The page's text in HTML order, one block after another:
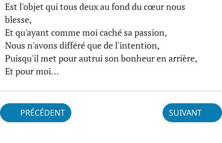
Est l'objet qui tous deux au fond du cœur nous
blesse,
Et qu'ayant comme moi caché sa passion,
Nous n'avons différé que de l'intention,
Puisqu'il met pour autrui son bonheur en arrière,
Et pour moi…
PRÉCÉDENT SUIVANT